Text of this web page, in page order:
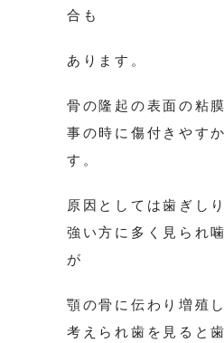
合も
あります。
骨の隆起の表面の粘
事の時に傷付きやす
す。
原因としては歯ぎし
強い方に多く見られ
が
顎の骨に伝わり増殖
考えられ歯を見ると